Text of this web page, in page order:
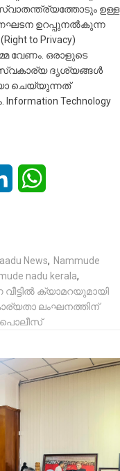
ഉള്ള
ഉറപ്പുനൽകുന്ന
to Privacy)
വേണം. ഒരാളുടെ
ദൃശ്യങ്ങൾ
ചെയ്യുന്നത്
Technology
LinkedIn
News, Nammude
nadu kerala,
ക്യാമറയുമായി
ലംഘനത്തിന്
പൊലീസ്